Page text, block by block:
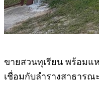
ขายสวนทุเรียน พร้อม
เชื่อมกับลำรางสาธารณ